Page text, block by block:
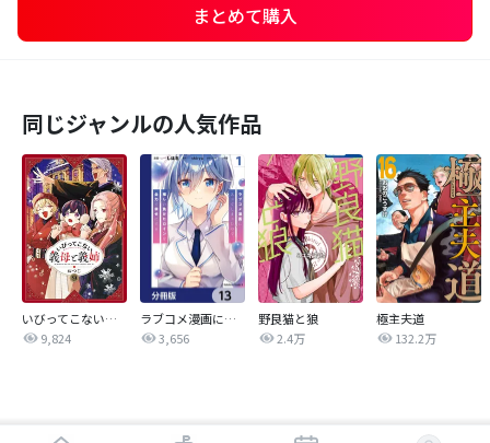
まとめて購入
同じジャンルの人気作品
いびってこない義母と義姉
9,824
ラブコメ漫画に入ってしまったので、推しの負けヒロインを全力で幸せにする【分冊版】
3,656
野良猫と狼
2.4万
極主夫道
132.2万